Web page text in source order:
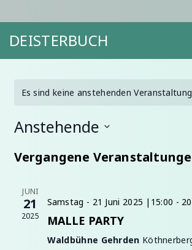
DEISTERBUCH
Es sind keine anstehenden
Anstehende
wählen.
Vergangene
JUNI
21
2025
Samstag - 21 Juni 2025 |15:00 -
MALLE PARTY
Waldbühne Gehrden